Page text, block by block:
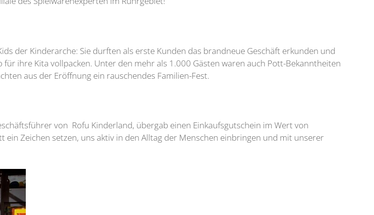
der Kinderarche: Sie durften als erste Kunden das brandneue Geschäft erkunden und
ihre Kita vollpacken. Unter den mehr als 1.000 Gästen waren auch Pott-Bekanntheiten
aus der Eröffnung ein rauschendes Familien-Fest.
von Rofu Kinderland, übergab einen Einkaufsgutschein im Wert von
ein Zeichen setzen, uns aktiv in den Alltag der Menschen einbringen und mit unserer